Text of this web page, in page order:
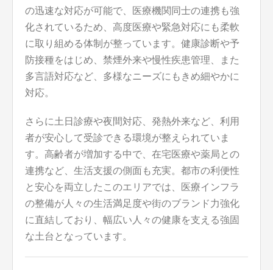
の迅速な対応が可能で、医療機関同士の連携も強
化されているため、高度医療や緊急対応にも柔軟
に取り組める体制が整っています。健康診断や予
防接種をはじめ、禁煙外来や慢性疾患管理、また
多言語対応など、多様なニーズにもきめ細やかに
対応。
さらに土日診療や夜間対応、発熱外来など、利用
者が安心して受診できる環境が整えられていま
す。高齢者が増加する中で、在宅医療や薬局との
連携など、生活支援の側面も充実。都市の利便性
と安心を両立したこのエリアでは、医療インフラ
の整備が人々の生活満足度や街のブランド力強化
に直結しており、幅広い人々の健康を支える強固
な土台となっています。